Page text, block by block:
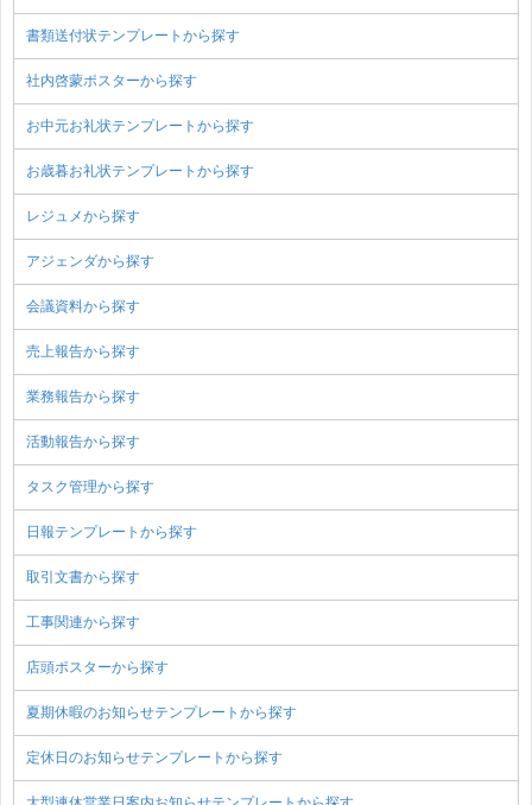
書類送付状テンプレートから探す
社内啓蒙ポスターから探す
お中元お礼状テンプレートから探す
お歳暮お礼状テンプレートから探す
レジュメから探す
アジェンダから探す
会議資料から探す
売上報告から探す
業務報告から探す
活動報告から探す
タスク管理から探す
日報テンプレートから探す
取引文書から探す
工事関連から探す
店頭ポスターから探す
夏期休暇のお知らせテンプレートから探す
定休日のお知らせテンプレートから探す